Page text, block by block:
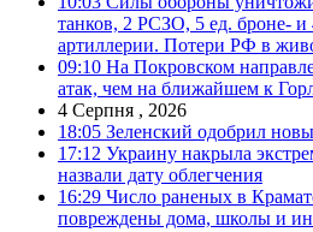
танков, 2 РСЗО, 5 ед. броне- и
артиллерии. Потери РФ в
09:10 На Покровском
атак, чем на ближайшем к
4 Серпня , 2026
18:05 Зеленский одобрил
17:12 Украину накрыла
назвали дату облегчения
16:29 Число раненых в
повреждены дома, школы и